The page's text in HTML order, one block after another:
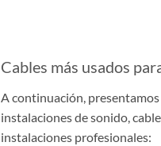
Cables más usados
A continuación,
instalaciones de sonido,
instalaciones profesionales: